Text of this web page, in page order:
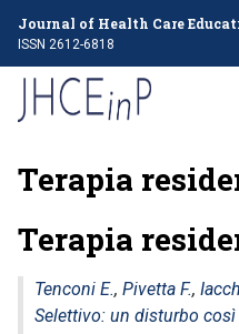
Journal of Health Care
ISSN 2612-6818
Terapia
Terapia
Tenconi E., Pivetta F.,
Selettivo: un disturbo